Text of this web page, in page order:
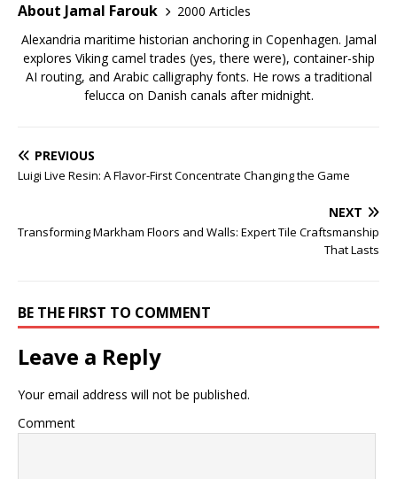
About Jamal Farouk
2000 Articles
Alexandria maritime historian anchoring in Copenhagen. Jamal
explores Viking camel trades (yes, there were), container-ship
AI routing, and Arabic calligraphy fonts. He rows a traditional
felucca on Danish canals after midnight.
PREVIOUS
Luigi Live Resin: A Flavor-First Concentrate Changing the Game
NEXT
Transforming Markham Floors and Walls: Expert Tile Craftsmanship
That Lasts
BE THE FIRST TO COMMENT
Leave a Reply
Your email address will not be published.
Comment